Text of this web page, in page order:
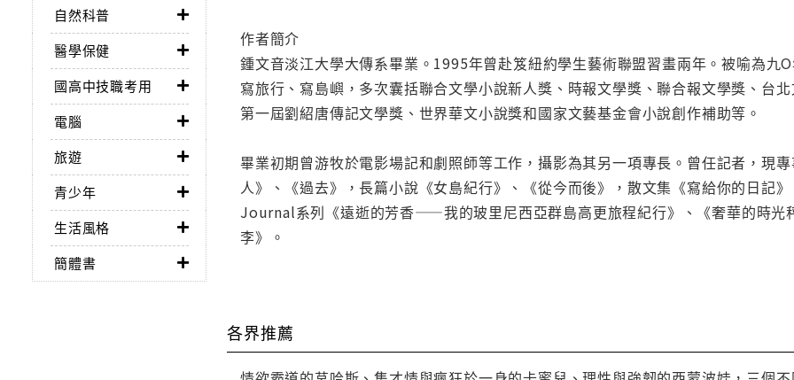
自然科普
醫學保健
國高中技職考用
電腦
旅遊
青少年
生活風格
簡體書
作者簡介
鍾文音淡江大學大傳系畢業。1995年曾赴笈紐約學生藝術聯盟習畫兩年。被喻為九
寫旅行、寫島嶼，多次囊括聯合文學小說新人獎、時報文學獎、聯合報文學獎、台
第一屆劉紹唐傳記文學獎、世界華文小說獎和國家文藝基金會小說創作補助等。
畢業初期曾游牧於電影場記和劇照師等工作，攝影為其另一項專長。曾任記者，現
人》、《過去》，長篇小說《女島紀行》、《從今而後》，散文集《寫給你的日記
Journal系列《遠逝的芳香——我的玻里尼西亞群島高更旅程紀行》、《奢華的時光
李》。
各界推薦